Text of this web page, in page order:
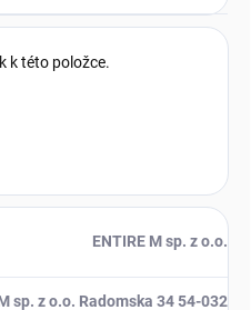
k této položce.
ENTIRE M sp. z o.o.
sp. z o.o. Radomska 34 54-032